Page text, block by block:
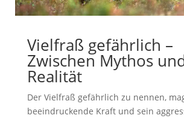
Vielfraß gefährlich –
Zwischen Mythos
Realität
Der Vielfraß gefährlich zu nennen,
beeindruckende Kraft und sein